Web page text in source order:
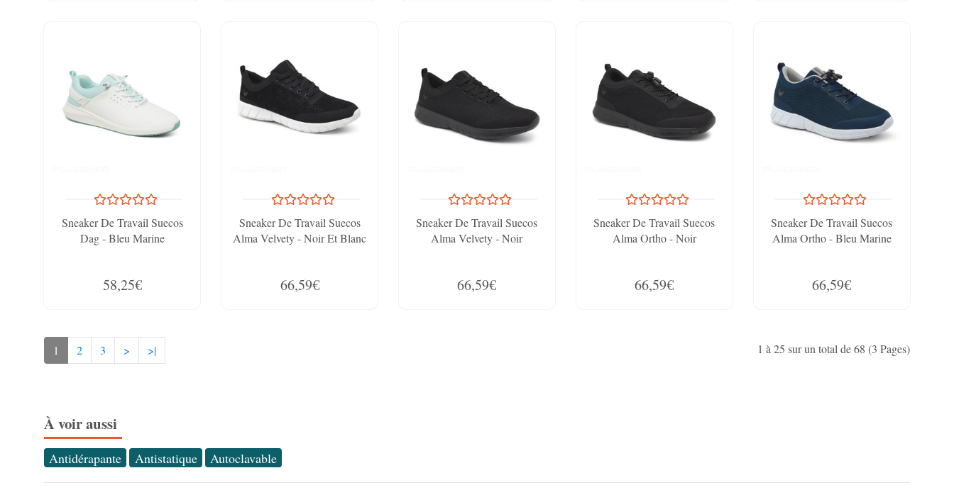
Sneaker De Travail Suecos
Dag - Bleu Marine
58,25€
Sneaker De Travail Suecos
Alma Velvety - Noir Et Blanc
66,59€
Sneaker De Travail Suecos
Alma Velvety - Noir
66,59€
Sneaker De Travail Suecos
Alma Ortho - Noir
66,59€
Sneaker De Travail Suecos
Alma Ortho - Bleu Marine
66,59€
1 2 3 > >| 1 à 25 sur un total de 68 (3 Pages)
À voir aussi
Antidérapante Antistatique Autoclavable